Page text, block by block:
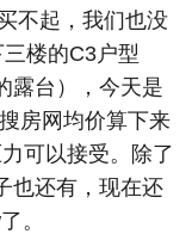
不起，我们也没
楼的C3户型
露台），今天是
房网均价算下来
可以接受。除了
也还有，现在还
。